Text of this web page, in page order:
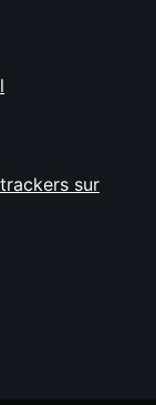
sur